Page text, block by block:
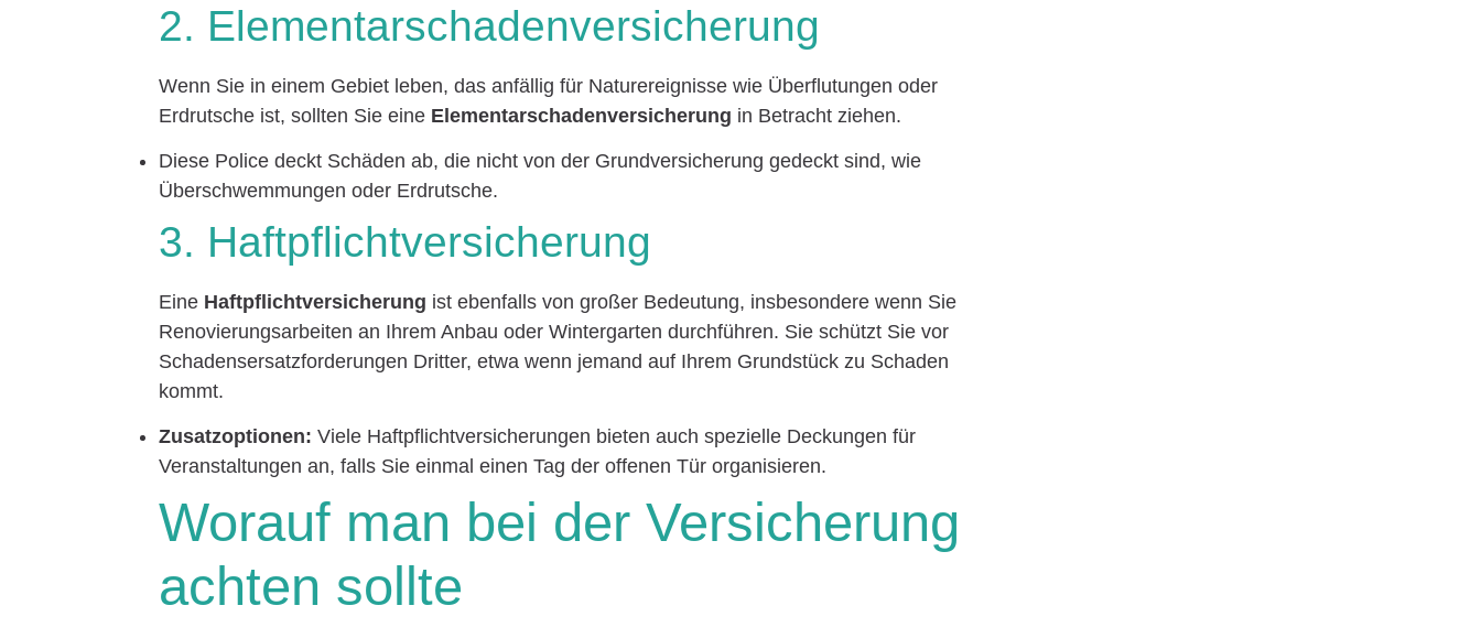
2. Elementarschadenversicherung
Wenn Sie in einem Gebiet leben, das anfällig für Naturereignisse wie Überflutungen oder
Erdrutsche ist, sollten Sie eine Elementarschadenversicherung in Betracht ziehen.
Diese Police deckt Schäden ab, die nicht von der Grundversicherung gedeckt sind, wie
Überschwemmungen oder Erdrutsche.
3. Haftpflichtversicherung
Eine Haftpflichtversicherung ist ebenfalls von großer Bedeutung, insbesondere wenn Sie
Renovierungsarbeiten an Ihrem Anbau oder Wintergarten durchführen. Sie schützt Sie vor
Schadensersatzforderungen Dritter, etwa wenn jemand auf Ihrem Grundstück zu Schaden
kommt.
Zusatzoptionen: Viele Haftpflichtversicherungen bieten auch spezielle Deckungen für
Veranstaltungen an, falls Sie einmal einen Tag der offenen Tür organisieren.
Worauf man bei der Versicherung
achten sollte